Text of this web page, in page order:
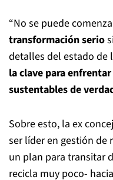
“No se puede
transformación serio
detalles del estado de
la clave para
sustentables de
Sobre esto, la ex
ser líder en gestión de
un plan para transitar
recicla muy poco-